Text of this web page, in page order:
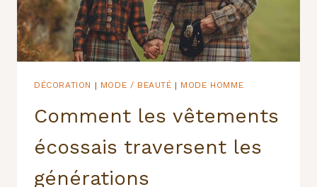
DÉCORATION MODE / BEAUTÉ MODE HOMME
Comment les vêtements
écossais traversent les
générations